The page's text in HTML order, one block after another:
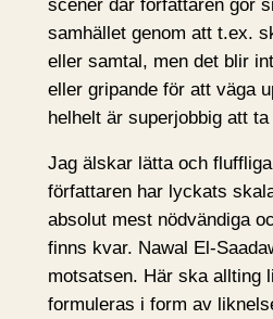
scener där författaren gör
samhället genom att t.ex.
eller samtal, men det blir
eller gripande för att väga
helhelt är superjobbig att
Jag älskar lätta och
författaren har lyckats
absolut mest nödvändiga
finns kvar. Nawal El-
motsatsen. Här ska allting
formuleras i form av